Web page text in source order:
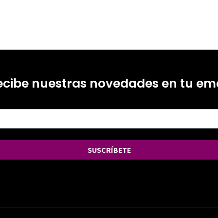
nuestras novedades en tu
SUSCRÍBETE